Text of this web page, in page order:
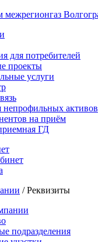
для потребителей
проекты
услуги
непрофильных активов
на приём
ГД
/ Реквизиты
подразделения